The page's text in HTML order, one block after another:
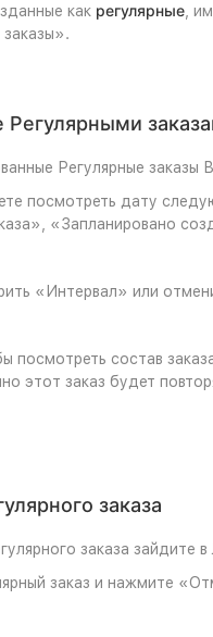
как регулярные ,
Регулярными
Регулярные
посмотреть дату
«Запланировано
«Интервал» или
посмотреть состав
этот заказ будет
заказа
заказа зайдите
заказ и нажмите